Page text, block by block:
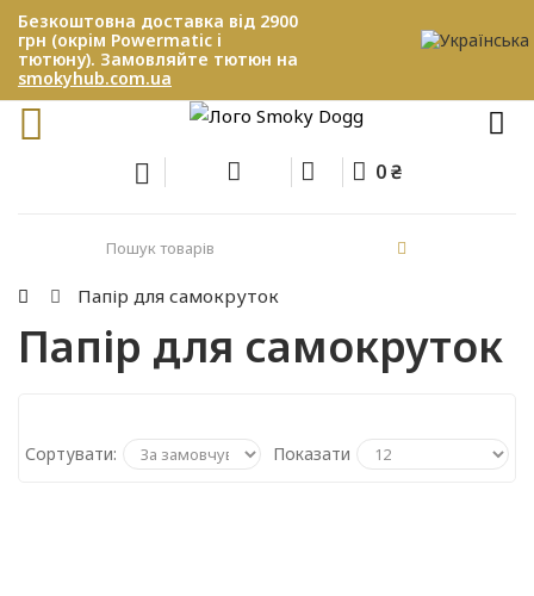
Безкоштовна доставка від 2900
грн (окрім Powermatic і
тютюну). Замовляйте тютюн на
smokyhub.com.ua
0 ₴
Папір для самокруток
Папір для самокруток
Сортувати: Показати